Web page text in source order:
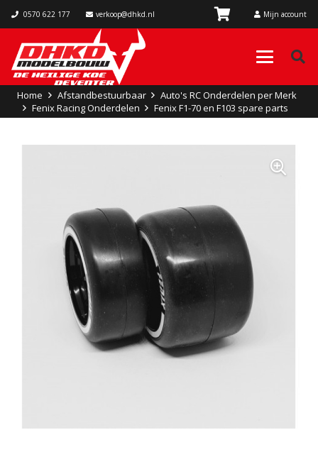
0570 622 177 verkoop@dhkd.nl Mijn account
Home Afstandbestuurbaar
Auto's RC Onderdelen per Merk
Fenix Racing Onderdelen
Fenix F1-70 en F103 spare parts